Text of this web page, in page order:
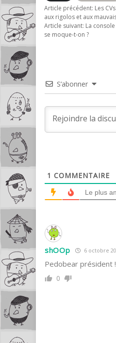
Article précédent: Les
aux rigolos et aux
Article suivant: La
se moque-t-on ?
S’abonner
1 COMMENTAIRE
Le plus
shOOp 6 octobre
Pedobear président !
0